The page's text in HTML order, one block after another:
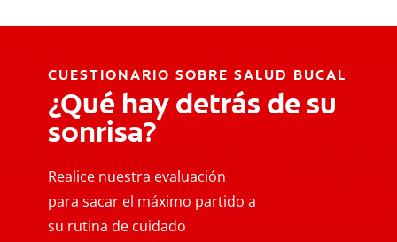
CUESTIONARIO SOBRE SALUD BUCAL
¿Qué hay detrás de su
sonrisa?
Realice nuestra evaluación
para sacar el máximo partido a
su rutina de cuidado